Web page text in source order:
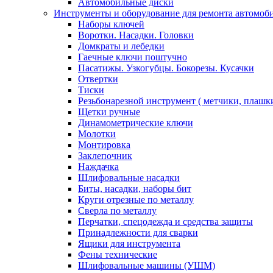
Автомобильные диски
Инструменты и оборудование для ремонта
Наборы ключей
Воротки. Насадки. Головки
Домкраты и лебедки
Гаечные ключи поштучно
Пасатижы. Узкогубцы. Бокорезы. Кусачки
Отвертки
Тиски
Резьбонарезной инструмент ( метчики,
Щетки ручные
Динамометрические ключи
Молотки
Монтировка
Заклепочник
Наждачка
Шлифовальные насадки
Биты, насадки, наборы бит
Круги отрезные по металлу
Сверла по металлу
Перчатки, спецодежда и средства защиты
Принадлежности для сварки
Ящики для инструмента
Фены технические
Шлифовальные машины (УШМ)